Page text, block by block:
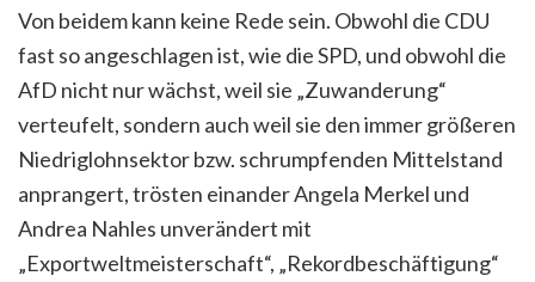
Von beidem kann keine Rede sein. Obwohl die CDU
fast so angeschlagen ist, wie die SPD, und obwohl die
AfD nicht nur wächst, weil sie „Zuwanderung“
verteufelt, sondern auch weil sie den immer größeren
Niedriglohnsektor bzw. schrumpfenden Mittelstand
anprangert, trösten einander Angela Merkel und
Andrea Nahles unverändert mit
„Exportweltmeisterschaft“, „Rekordbeschäftigung“